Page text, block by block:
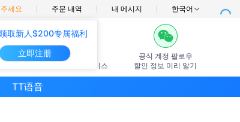
取新人$200专属福利
立即注册
세요 주문 내역 내 메시지 한국어
7×24시간
온라인 고객 서비스
공식 계정 팔로우
할인 정보 미리 알기
TT语音